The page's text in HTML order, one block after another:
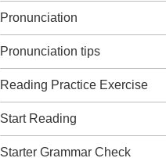
Pronunciation
Pronunciation tips
Reading Practice Exercise
Start Reading
Starter Grammar Check